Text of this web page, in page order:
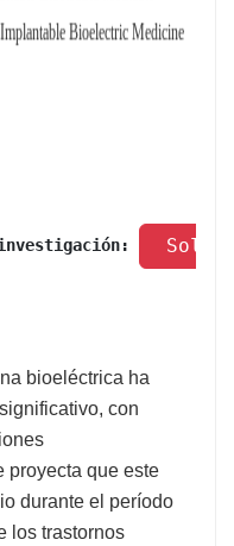
bioeléctrica ha
con
proyecta que este
durante el período
los trastornos